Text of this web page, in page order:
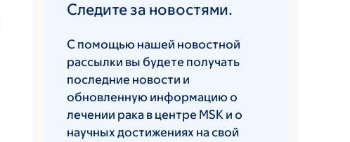
Следите за новостями.
С помощью нашей новостной
рассылки вы будете получать
последние новости и
обновленную информацию о
лечении рака в центре MSK и о
научных достижениях на свой